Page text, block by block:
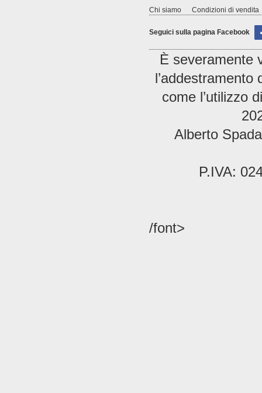
Chi siamo Condizioni di vendita
Seguici sulla pagina Facebook
È severamente
come l’utilizzo
Alberto
P.IVA:
/font>